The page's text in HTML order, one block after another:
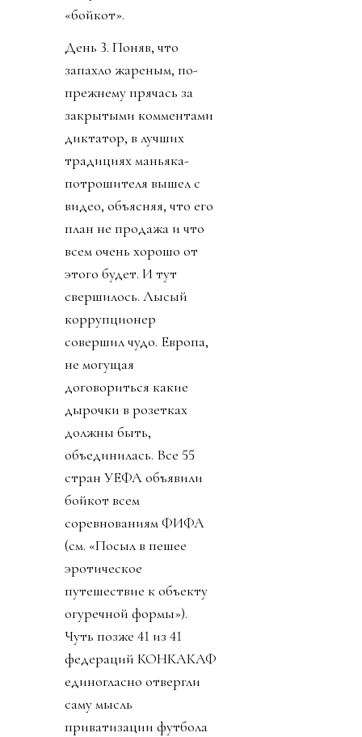
«бойкот».
День 3. Поняв, что
запахло жареным, по-
прежнему прячась за
закрытыми комментами
диктатор, в лучших
традициях маньяка-
потрошителя вышел с
видео, объясняя, что его
план не продажа и что
всем очень хорошо от
этого будет. И тут
свершилось. Лысый
коррупционер
совершил чудо. Европа,
не могущая
договориться какие
дырочки в розетках
должны быть,
объединилась. Все 55
стран УЕФА объявили
бойкот всем
соревнованиям ФИФА
(см. «Посыл в пешее
эротическое
путешествие к объекту
огуречной формы»).
Чуть позже 41 из 41
федераций КОНКАКАФ
единогласно отвергли
саму мысль
приватизации футбола